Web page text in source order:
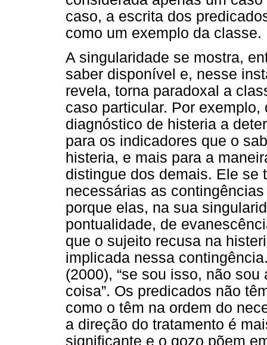
caso, a escrita dos
como um exemplo da classe.
A singularidade se mostra,
saber disponível e, nesse
revela, torna paradoxal a
caso particular. Por
diagnóstico de histeria a
para os indicadores que o
histeria, e mais para a
distingue dos demais. Ele se
necessárias as
porque elas, na sua
pontualidade, de
que o sujeito recusa na
implicada nessa
(2000), “se sou isso, não
coisa”. Os predicados não
como o têm na ordem do
a direção do tratamento é
significante e o gozo põem